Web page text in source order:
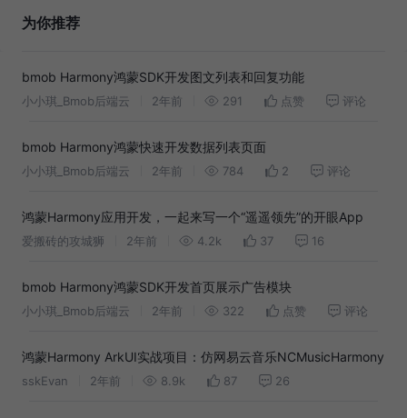
为你推荐
bmob Harmony鸿蒙SDK开发图文列表和回复功能
小小琪_Bmob后端云 2年前 291 点赞 评论
bmob Harmony鸿蒙快速开发数据列表页面
小小琪_Bmob后端云 2年前 784 2 评论
鸿蒙Harmony应用开发，一起来写一个“遥遥领先”的开眼App
爱搬砖的攻城狮 2年前 4.2k 37 16
bmob Harmony鸿蒙SDK开发首页展示广告模块
小小琪_Bmob后端云 2年前 322 点赞 评论
鸿蒙Harmony ArkUI实战项目：仿网易云音乐NCMusicHarmony
sskEvan 2年前 8.9k 87 26